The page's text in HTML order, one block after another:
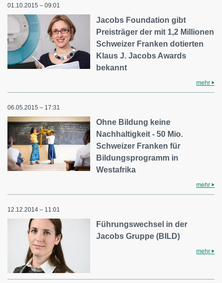
01.10.2015 – 09:01
Jacobs Foundation gibt
Preisträger der mit 1,2 Millionen
Schweizer Franken dotierten
Klaus J. Jacobs Awards
bekannt
mehr
06.05.2015 – 17:31
Ohne Bildung keine
Nachhaltigkeit - 50 Mio.
Schweizer Franken für
Bildungsprogramm in
Westafrika
mehr
12.12.2014 – 11:01
Führungswechsel in der
Jacobs Gruppe (BILD)
mehr